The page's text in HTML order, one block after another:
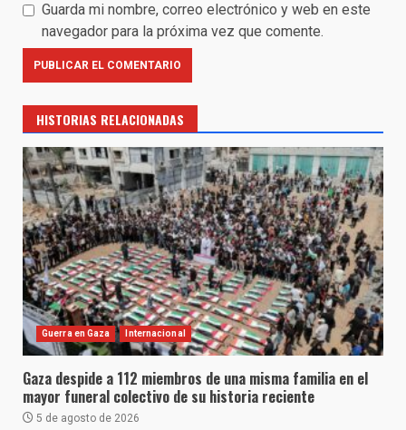
Guarda mi nombre, correo electrónico y web en este
navegador para la próxima vez que comente.
HISTORIAS RELACIONADAS
Guerra en Gaza Internacional
Gaza despide a 112 miembros de una misma familia en el
mayor funeral colectivo de su historia reciente
5 de agosto de 2026